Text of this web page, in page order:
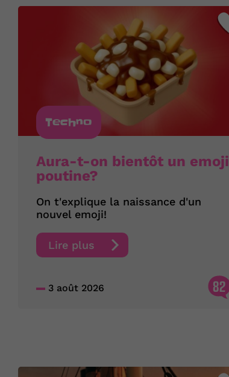
Techno
Aura-t-on bientôt un emoji
poutine?
On t'explique la naissance d'un
nouvel emoji!
Lire plus
3 août 2026 82